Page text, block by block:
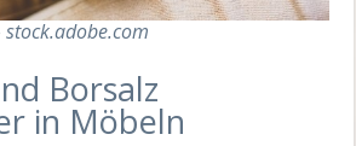
Borsalz
in Möbeln